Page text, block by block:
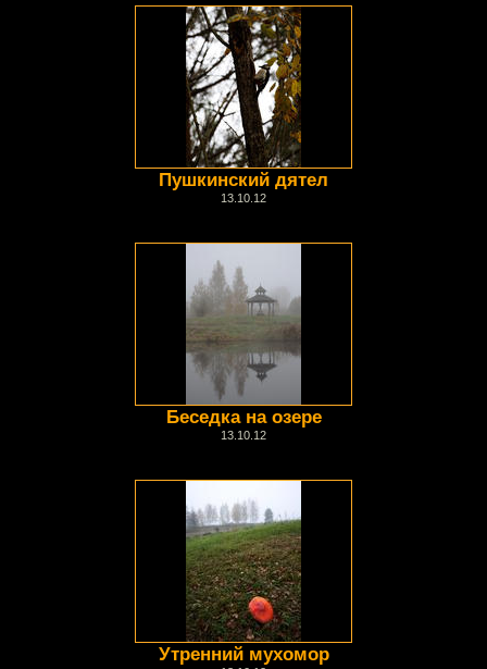
Пушкинский дятел
13.10.12
Беседка на озере
13.10.12
Утренний мухомор